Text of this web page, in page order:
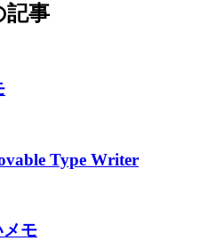
記事
Type Writer
モ